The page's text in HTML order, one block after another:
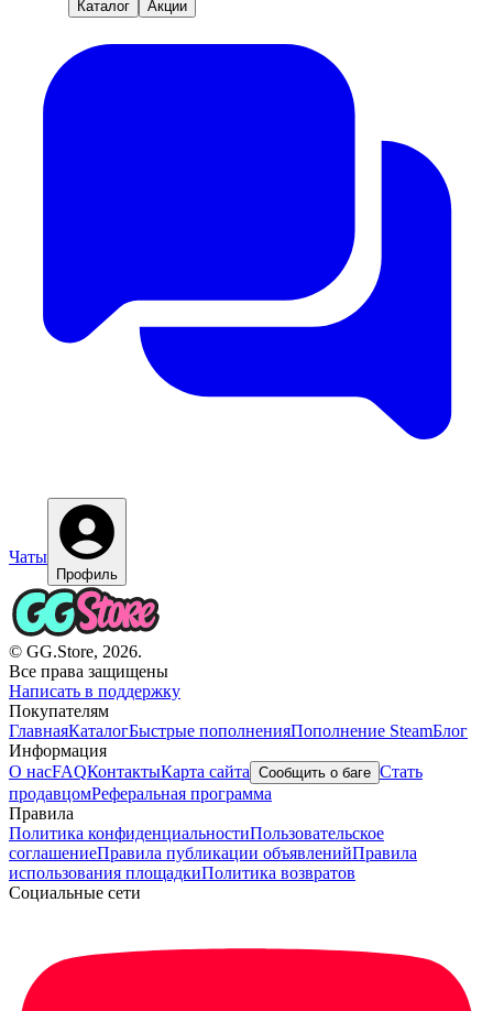
Каталог Акции
Чаты
Профиль
© GG.Store, 2026.
Все права защищены
Написать в поддержку
Покупателям
ГлавнаяКаталогБыстрые пополненияПополнение SteamБлог
Информация
О насFAQКонтактыКарта сайта Сообщить о баге Стать
продавцомРеферальная программа
Правила
Политика конфиденциальностиПользовательское
соглашениеПравила публикации объявленийПравила
использования площадкиПолитика возвратов
Социальные сети